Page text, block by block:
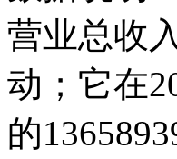
营业总收
动；它在
的